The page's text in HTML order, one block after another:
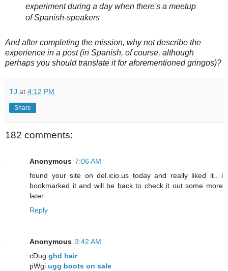
experiment during a day when there's a meetup
of Spanish-speakers
And after completing the mission, why not describe the
experience in a post (in Spanish, of course, although
perhaps you should translate it for aforementioned gringos)?
TJ at 4:12 PM
Share
182 comments:
Anonymous 7:06 AM
found your site on del.icio.us today and really liked it.. i
bookmarked it and will be back to check it out some more
later
Reply
Anonymous 3:42 AM
cDug ghd hair
pWgi ugg boots on sale